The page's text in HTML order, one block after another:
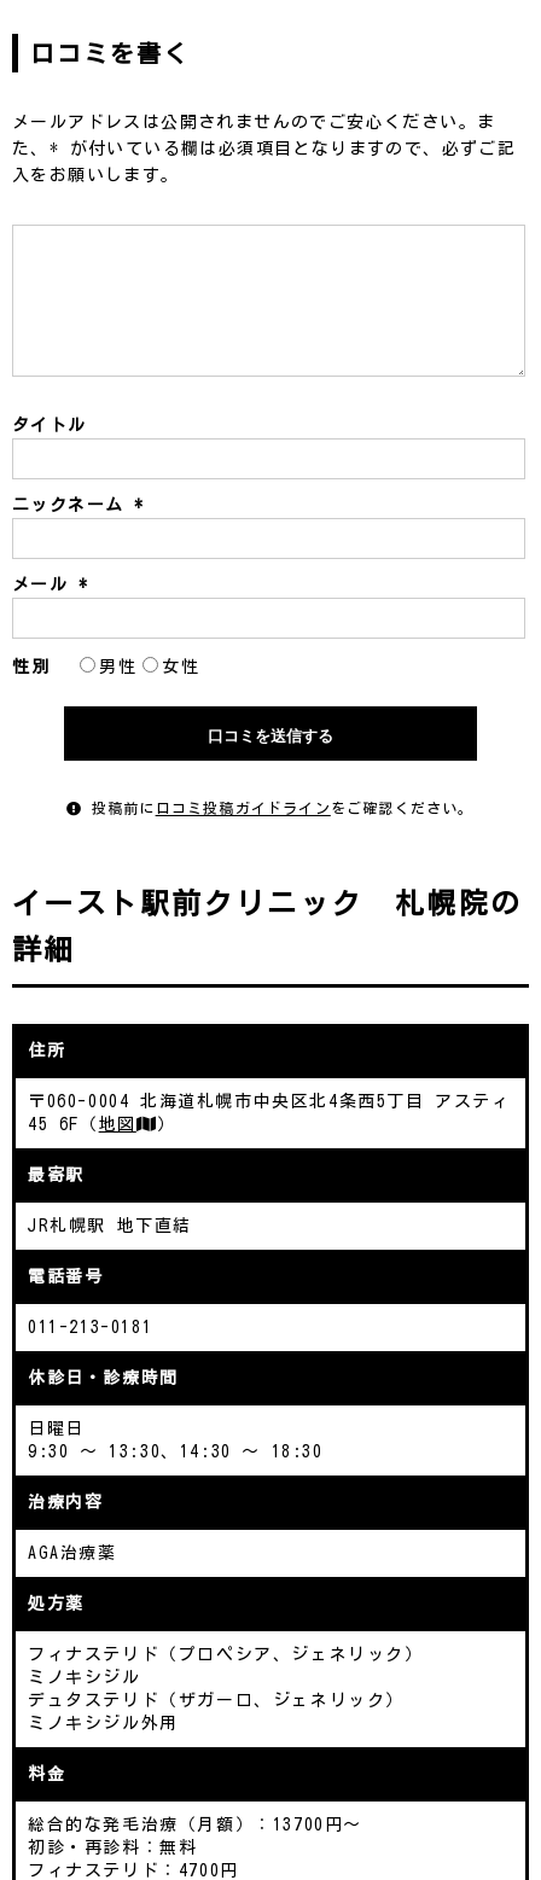
口コミを書く
メールアドレスは公開されませんのでご安心ください。ま
た、 * が付いている欄は必須項目となりますので、必ずご記
入をお願いします。
タイトル
ニックネーム *
メール *
性別 男性 女性
投稿前に 口コミ投稿ガイドライン をご確認ください。
イースト駅前クリニック 札幌院の
詳細
住所
〒060-0004 北海道札幌市中央区北4条西5丁目 アスティ
45 6F（ 地図 ）
最寄駅
JR札幌駅 地下直結
電話番号
011-213-0181
休診日・診療時間
日曜日
9:30 ～ 13:30、14:30 ～ 18:30
治療内容
AGA治療薬
処方薬
フィナステリド（プロペシア、ジェネリック）
ミノキシジル
デュタステリド（ザガーロ、ジェネリック）
ミノキシジル外用
料金
総合的な発毛治療（月額）：13700円～
初診・再診料：無料
フィナステリド：4700円